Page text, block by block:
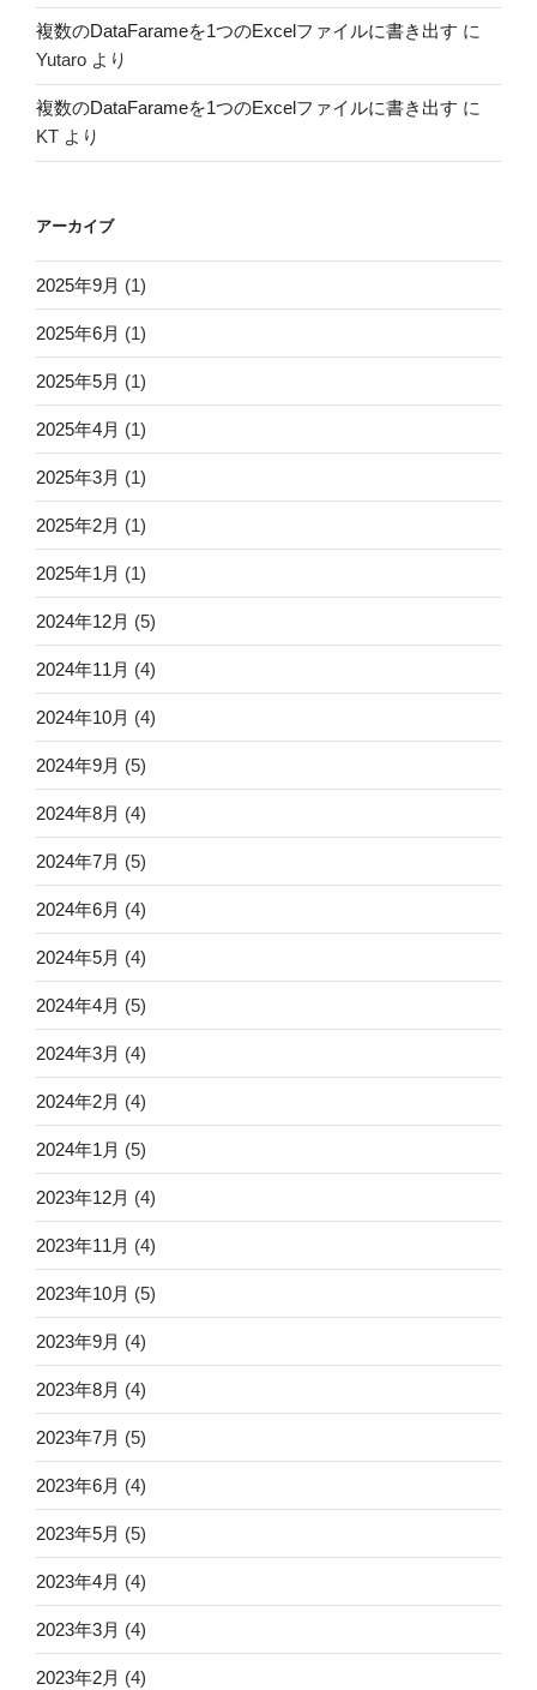
複数のDataFarameを1つのExcelファイルに書き出す に
Yutaro より
複数のDataFarameを1つのExcelファイルに書き出す に
KT より
アーカイブ
2025年9月 (1)
2025年6月 (1)
2025年5月 (1)
2025年4月 (1)
2025年3月 (1)
2025年2月 (1)
2025年1月 (1)
2024年12月 (5)
2024年11月 (4)
2024年10月 (4)
2024年9月 (5)
2024年8月 (4)
2024年7月 (5)
2024年6月 (4)
2024年5月 (4)
2024年4月 (5)
2024年3月 (4)
2024年2月 (4)
2024年1月 (5)
2023年12月 (4)
2023年11月 (4)
2023年10月 (5)
2023年9月 (4)
2023年8月 (4)
2023年7月 (5)
2023年6月 (4)
2023年5月 (5)
2023年4月 (4)
2023年3月 (4)
2023年2月 (4)